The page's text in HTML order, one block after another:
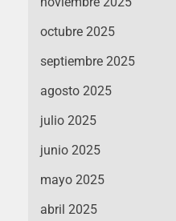
octubre 2025
septiembre 2025
agosto 2025
julio 2025
junio 2025
mayo 2025
abril 2025